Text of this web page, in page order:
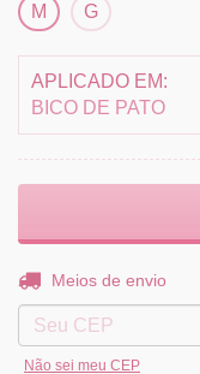
M G
APLICADO EM:
BICO DE PATO
Entregas para o CEP:
Meios de envio
Não sei meu CEP